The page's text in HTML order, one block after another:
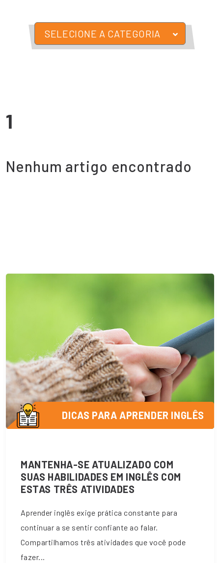
SELECIONE A CATEGORIA
1
Nenhum artigo encontrado
DICAS PARA APRENDER INGLÊS
MANTENHA-SE ATUALIZADO COM
SUAS HABILIDADES EM INGLÊS COM
ESTAS TRÊS ATIVIDADES
Aprender inglês exige prática constante para
continuar a se sentir confiante ao falar.
Compartilhamos três atividades que você pode
fazer...